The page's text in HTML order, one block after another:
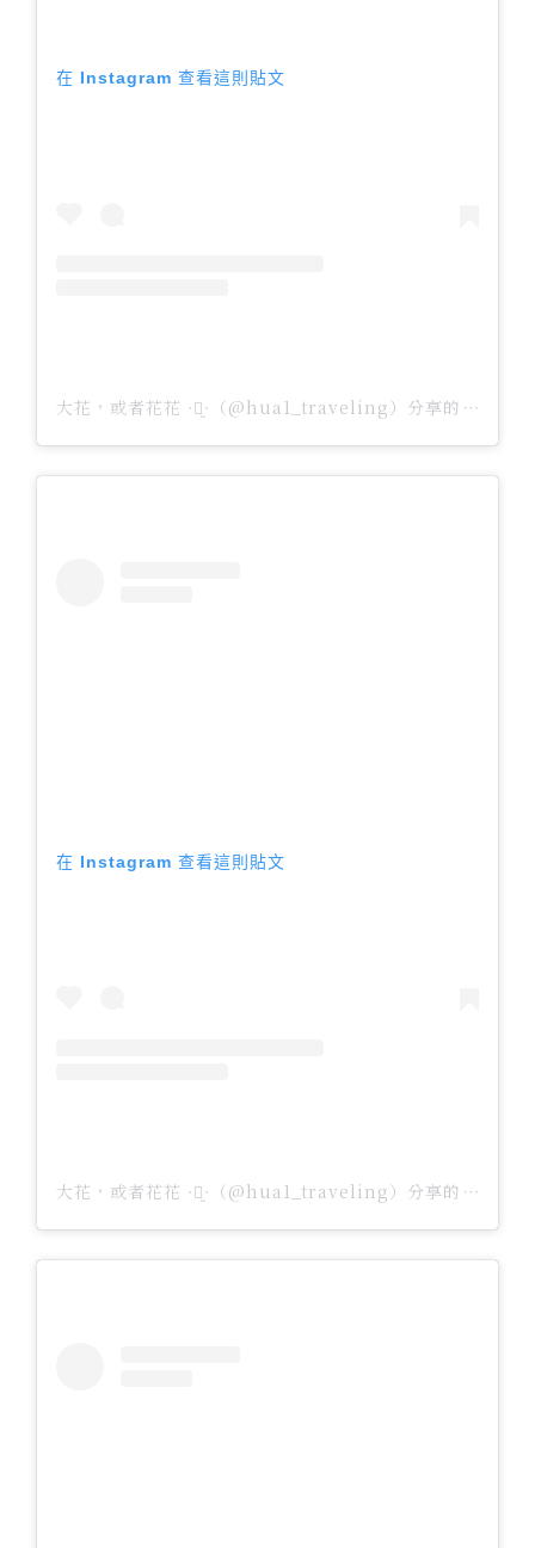
在 Instagram 查看這則貼文
大花，或者花花 ᐧ༚̮ᐧ（@hua1_traveling）分享的貼文
在 Instagram 查看這則貼文
大花，或者花花 ᐧ༚̮ᐧ（@hua1_traveling）分享的貼文